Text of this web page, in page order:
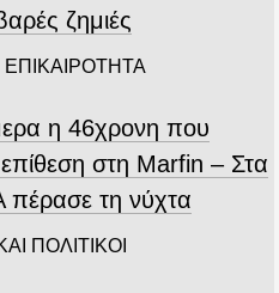
ζημιές
η 46χρονη που
επίθεση στη Marfin – Στα
πέρασε τη νύχτα
ΠΟΛΙΤΙΚΟΙ